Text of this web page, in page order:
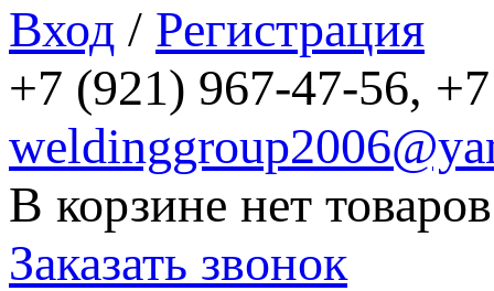
Вход / Регистрация
+7 (921) 967-47-56,
В корзине нет товаров
Заказать звонок